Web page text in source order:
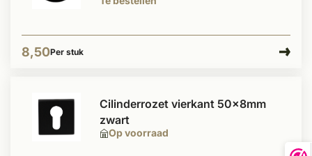
8,50Per stuk
Op voorraad
Cilinderrozet vierkant 50x8mm
zwart